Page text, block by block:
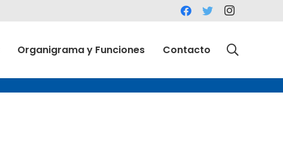
Organigrama y Funciones Contacto